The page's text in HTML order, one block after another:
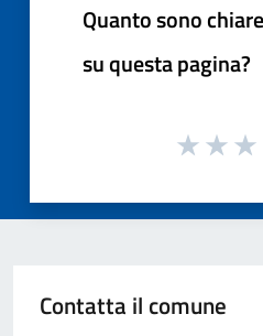
Quanto sono
su questa pagina?
Contatta il comune